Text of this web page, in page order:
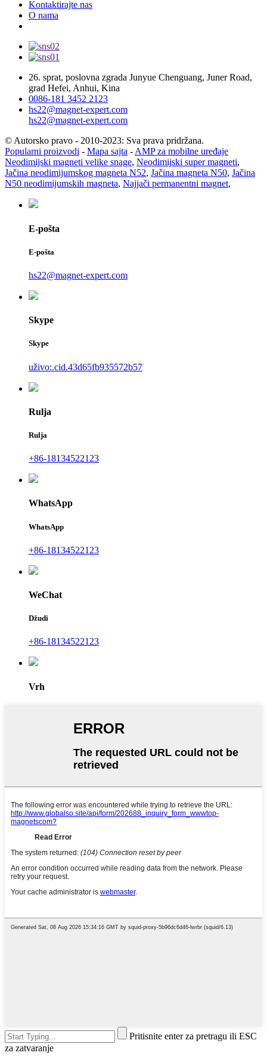
Kontaktirajte nas
O nama
26. sprat, poslovna zgrada Junyue Chenguang, Juner Road,
grad Hefei, Anhui, Kina
0086-181 3452 2123
hs22@magnet-expert.com
hs22@magnet-expert.com
© Autorsko pravo - 2010-2023: Sva prava pridržana.
Popularni proizvodi - Mapa sajta - AMP za mobilne uređaje
Neodimijski magneti velike snage, Neodimijski super magneti,
Jačina neodimijumskog magneta N52, Jačina magneta N50, Jačina
N50 neodimijumskih magneta, Najjači permanentni magnet,
E-pošta
E-pošta
hs22@magnet-expert.com
Skype
Skype
uživo:.cid.43d65fb935572b57
Rulja
Rulja
+86-18134522123
WhatsApp
WhatsApp
+86-18134522123
WeChat
Džudi
+86-18134522123
Vrh
Pritisnite enter za pretragu ili ESC
za zatvaranje